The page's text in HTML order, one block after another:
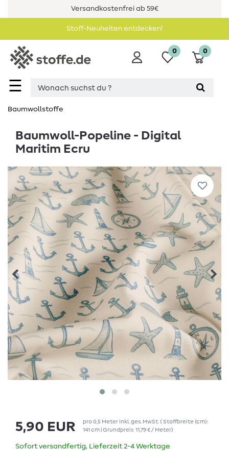
Versandkostenfrei ab 59€
Stoff-Neuheiten entdecken!
☰
0 0
Baumwollstoffe
Baumwoll-Popeline - Digital
Maritim Ecru
5,90 EUR pro0,5 Meter inkl. ges. MwSt.( Stoffbreite (cm):
141 cm | Grundpreis 11,79 € / Meter)
Sofort versandfertig, Lieferzeit 2-4 Werktage